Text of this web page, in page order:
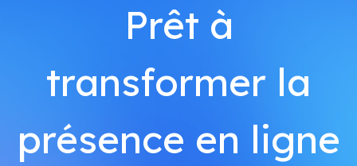
Prêt à
transformer la
présence en ligne